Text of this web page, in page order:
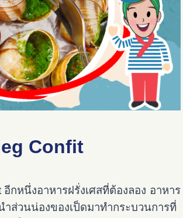
Confit
กหนึ่งอาหารฝรั่งเศสที่ต้องลอง อาหาร
ำส่วนน่องของเป็ดมาทำกระบวนการที่